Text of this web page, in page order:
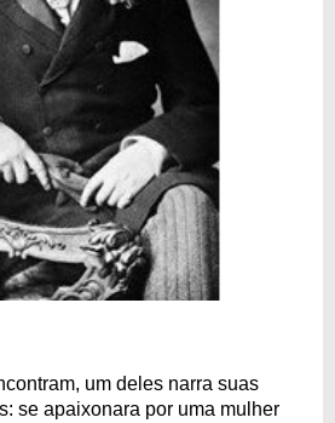
um deles narra suas
se apaixonara por uma mulher